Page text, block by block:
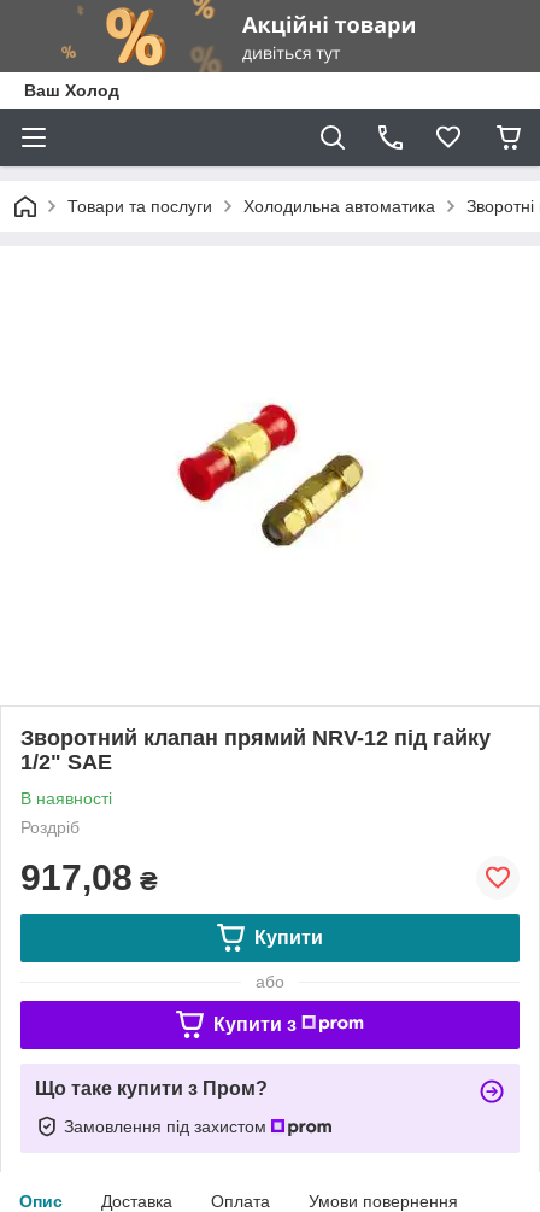
Ваш Холод
Товари та послуги Холодильна автоматика
Зворотний клапан прямий NRV-12 під гайку
1/2" SAE
В наявності
Роздріб
917,08 ₴
Купити
або
Купити з
Що таке купити з Пром?
Замовлення під захистом
Опис Доставка Оплата Умови повернення